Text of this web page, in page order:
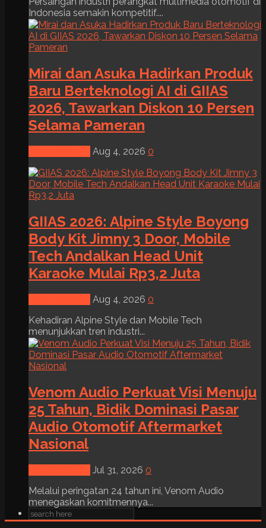
Indonesia semakin kompetitif....
Mirai dan Asuka Hadirkan Produk
Baru Berteknologi AI di GIIAS
2026, Tawarkan Diskon 10 Persen
Selama Pameran
Aug 4, 2026 0
GIIAS 2026: Alpine Style Boyong
Body Kit Jimny 3 Door, Mobile
Tech Andalkan Head Unit
Karaoke Mulai Rp3,2 Juta
Aug 4, 2026 0
Kehadiran Alpine Style dan Mobile Tech
menunjukkan tren industri...
Venom Audio Perkuat Visi Menuju
25 Tahun, Bidik Dominasi Pasar
Audio Otomotif Aftermarket
Nasional
Jul 31, 2026 0
Melalui peringatan 24 tahun ini, Venom Audio
menegaskan komitmennya...